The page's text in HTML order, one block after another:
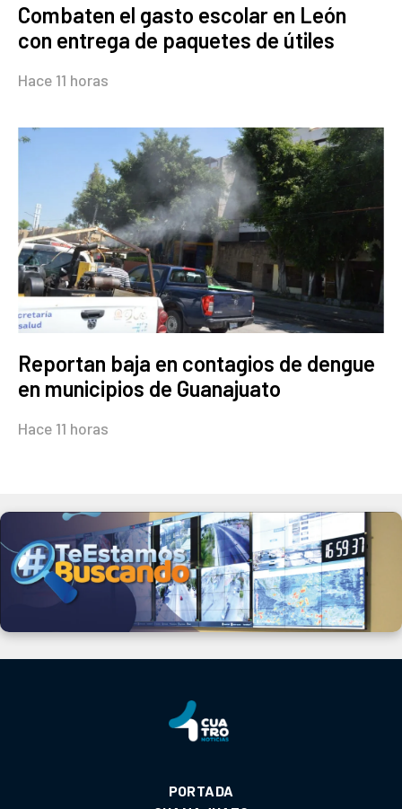
Combaten el gasto escolar en León
con entrega de paquetes de útiles
Hace 11 horas
Reportan baja en contagios de dengue
en municipios de Guanajuato
Hace 11 horas
PORTADA